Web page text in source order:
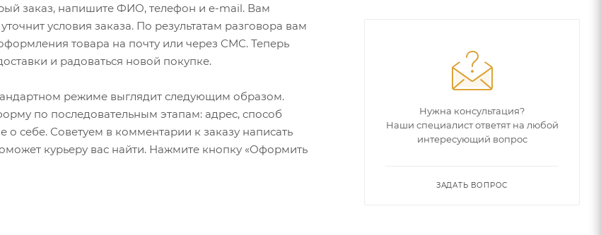
заказ, напишите ФИО, телефон и e-mail. Вам
условия заказа. По результатам разговора вам
товара на почту или через СМС. Теперь
и радоваться новой покупке.
режиме выглядит следующим образом.
по последовательным этапам: адрес, способ
о себе. Советуем в комментарии к заказу написать
курьеру вас найти. Нажмите кнопку «Оформить
Нужна консультация?
Наши специалист ответят на любой
интересующий вопрос
ЗАДАТЬ ВОПРОС